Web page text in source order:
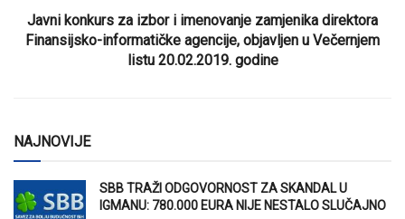
Javni konkurs za izbor i imenovanje zamjenika direktora
Finansijsko-informatičke agencije, objavljen u Večernjem
listu 20.02.2019. godine
NAJNOVIJE
SBB TRAŽI ODGOVORNOST ZA SKANDAL U
IGMANU: 780.000 EURA NIJE NESTALO SLUČAJNO